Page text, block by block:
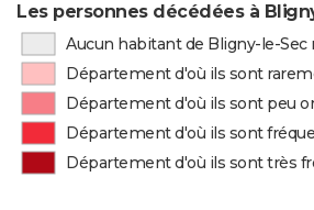
Les personnes décédées à
Aucun habitant de Bligny-le-
Département d'où ils sont
Département d'où ils sont peu
Département d'où ils sont
Département d'où ils sont très